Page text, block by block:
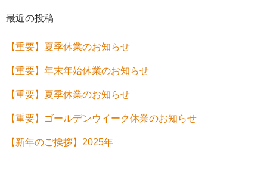
最近の投稿
【重要】夏季休業のお知らせ
【重要】年末年始休業のお知らせ
【重要】夏季休業のお知らせ
【重要】ゴールデンウイーク休業のお知らせ
【新年のご挨拶】2025年